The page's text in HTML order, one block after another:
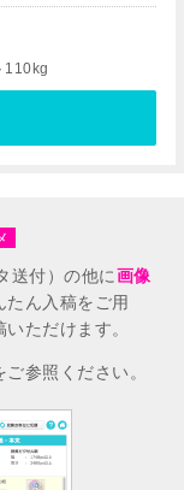
110kg
送付）の他に画像
たん入稿をご用
ただけます。
ご参照ください。